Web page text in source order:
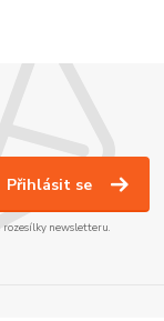
Přihlásit se
rozesílky newsletteru.